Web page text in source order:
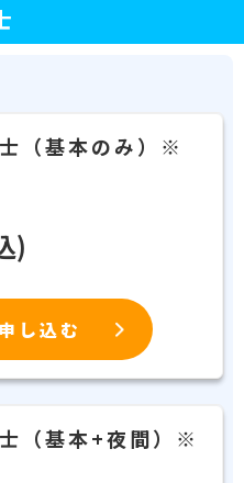
（基本のみ）※
)
し込む
（基本+夜間）※